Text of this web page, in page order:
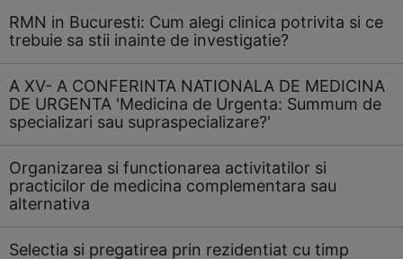
RMN in Bucuresti: Cum alegi clinica potrivita si ce
trebuie sa stii inainte de investigatie?
A XV- A CONFERINTA NATIONALA DE MEDICINA
DE URGENTA 'Medicina de Urgenta: Summum de
specializari sau supraspecializare?'
Organizarea si functionarea activitatilor si
practicilor de medicina complementara sau
alternativa
Selectia si pregatirea prin rezidentiat cu timp